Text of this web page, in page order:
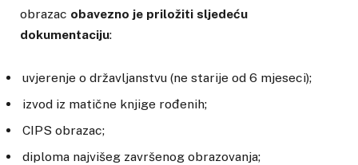
obrazac obavezno je priložiti sljedeću
dokumentaciju:
uvjerenje o državljanstvu (ne starije od 6 mjeseci);
izvod iz matične knjige rođenih;
CIPS obrazac;
diploma najvišeg završenog obrazovanja;